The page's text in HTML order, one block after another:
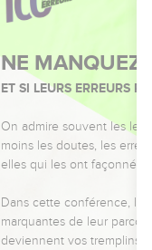
NE MANQUEZ
ET SI LEURS ERREURS
On admire souvent les
moins les doutes, les
elles qui les ont façonnés.
Dans cette conférence,
marquantes de leur
deviennent vos tremplins.